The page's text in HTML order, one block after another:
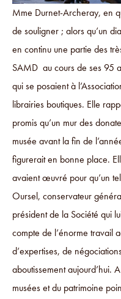
Mme Durnet-Archeray, en
de souligner ; alors qu’un
en continu une partie des
SAMD au cours de ses 95
qui se posaient à
librairies boutiques. Elle
promis qu’un mur des
musée avant la fin de
figurerait en bonne place.
avaient œuvré pour qu’un
Oursel, conservateur
président de la Société qui
compte de l’énorme travail
d’expertises, de
aboutissement aujourd’hui.
musées et du patrimoine